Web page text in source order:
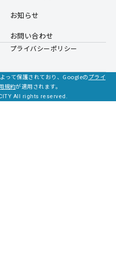
お知らせ
お問い合わせ
プライバシーポリシー
って保護されており、Googleのプライ
規約が適用されます。
All rights reserved.